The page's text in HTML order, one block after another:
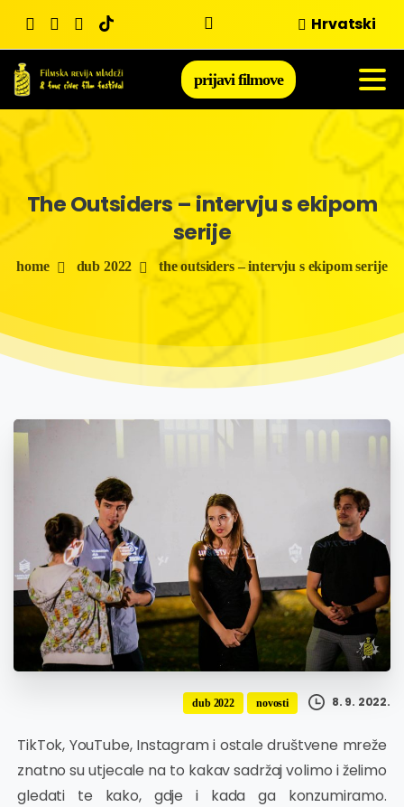
content
Hrvatski
prijavi filmove
TheOutsiders – intervjusekipom
serije
home dub 2022 the outsiders – intervju s ekipom serije
dub 2022 novosti 8. 9. 2022.
TikTok, YouTube, Instagram i ostale društvene mreže
znatno su utjecale na to kakav sadržaj volimo i želimo
gledati te kako, gdje i kada ga konzumiramo.